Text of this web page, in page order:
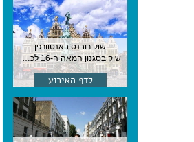
שוק רובנס באנטוורפן
שוק בסגנון המאה ה-16 לכבודו של הצייר המפורסם, בן העיר, נערך ב-15 באוגוסט באנטוורפן
לדף האירוע